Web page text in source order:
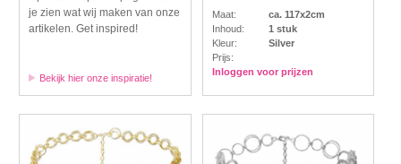
je zien wat wij maken van onze
artikelen. Get inspired!
Bekijk hier onze inspiratie!
Maat:
ca. 117x2cm
Inhoud:
1 stuk
Kleur:
Silver
Prijs:
Inloggen voor prijzen